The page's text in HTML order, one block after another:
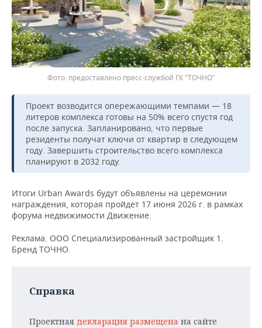
предоставлено пресс-службой ГК "ТОЧНО"
Проект возводится опережающими темпами — 18
литеров комплекса готовы на 50% всего спустя год
после запуска. Запланировано, что первые
резиденты получат ключи от квартир в следующем
году. Завершить строительство всего комплекса
планируют в 2032 году.
Итоги Urban Awards будут объявлены на церемонии
награждения, которая пройдет 17 июня 2026 г. в рамках
форума недвижимости Движение.
Реклама. ООО Специализированный застройщик 1.
Бренд ТОЧНО.
Справка
Проектная декларация размещена на сайте